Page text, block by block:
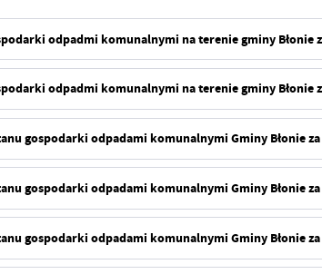
odpadmi komunalnymi na terenie gminy Błonie
odpadmi komunalnymi na terenie gminy Błonie
gospodarki odpadami komunalnymi Gminy Błonie
gospodarki odpadami komunalnymi Gminy Błonie
gospodarki odpadami komunalnymi Gminy Błonie